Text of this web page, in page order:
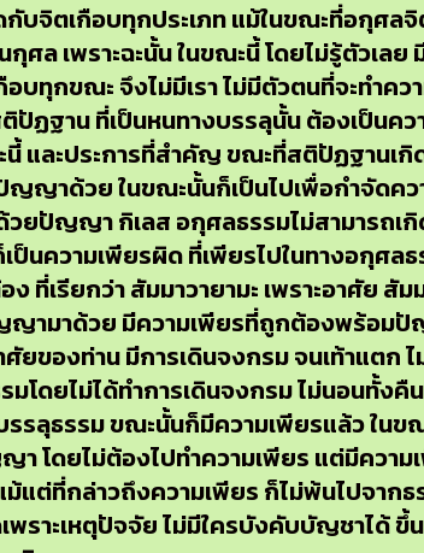
บจิตเกือบทุกประเภท แม้ในขณะที่อกุศล
ล เพราะฉะนั้น ในขณะนี้ โดยไม่รู้ตัวเล
ทุกขณะ จึงไม่มีเรา ไม่มีตัวตนที่จะทำคว
ปัฏฐาน ที่เป็นหนทางบรรลุนั้น ต้องเป็น
และประการที่สำคัญ ขณะที่สติปัฏฐานเ
ญาด้วย ในขณะนั้นก็เป็นไปเพื่อกำจัดคว
ยปัญญา กิเลส อกุศลธรรมไม่สามารถเกิ
ความเพียรผิด ที่เพียรไปในทางอกุศล
เรียกว่า สัมมาวายามะ เพราะอาศัย สั
ญามาด้วย มีความเพียรที่ถูกต้องพร้อม
ของท่าน มีการเดินจงกรม จนเท้าแตก
โดยไม่ได้ทำการเดินจงกรม ไม่นอนทั้งคื
ลุธรรม ขณะนั้นก็มีความเพียรแล้ว ในข
โดยไม่ต้องไปทำความเพียร แต่มีควา
แต่ที่กล่าวถึงความเพียร ก็ไม่พ้นไปจาก
พราะเหตุปัจจัย ไม่มีใครบังคับบัญชาได้